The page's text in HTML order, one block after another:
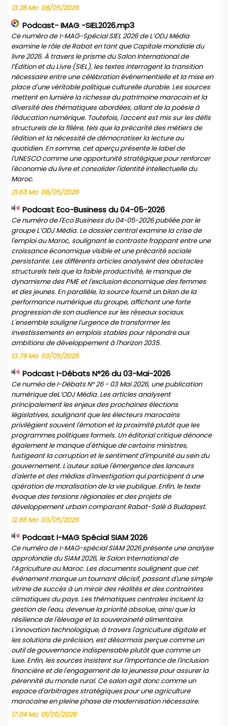
13.28 Mo 08/05/2026
Podcast- IMAG -SIEL2026.mp3
Ce numéro de I-MAG-Spécial SIEL 2026 de L’ODJ Média
examine le rôle de Rabat en tant que Capitale mondiale du
livre 2026. À travers le prisme du Salon International de
l’Édition et du Livre (SIEL), les textes interrogent la transition
nécessaire entre une célébration événementielle et la mise en
place d'une véritable politique culturelle durable. Les sources
mettent en lumière la richesse du patrimoine marocain et la
diversité des thématiques abordées, allant de la poésie à
l'éducation numérique. Toutefois, l'accent est mis sur les défis
structurels de la filière, tels que la précarité des métiers de
l'édition et la nécessité de démocratiser la lecture au
quotidien. En somme, cet aperçu présente le label de
l'UNESCO comme une opportunité stratégique pour renforcer
l'économie du livre et consolider l'identité intellectuelle du
Maroc.
21.63 Mo 08/05/2026
Podcast Eco-Business du 04-05-2026
Ce numéro de l'Eco Business du 04-05-2026 publiée par le
groupe L’ODJ Média. Le dossier central examine la crise de
l'emploi au Maroc, soulignant le contraste frappant entre une
croissance économique visible et une précarité sociale
persistante. Les différents articles analysent des obstacles
structurels tels que la faible productivité, le manque de
dynamisme des PME et l'exclusion économique des femmes
et des jeunes. En parallèle, la source fournit un bilan de la
performance numérique du groupe, affichant une forte
progression de son audience sur les réseaux sociaux.
L'ensemble souligne l'urgence de transformer les
investissements en emplois stables pour répondre aux
ambitions de développement à l'horizon 2035.
13.79 Mo 03/05/2026
Podcast I-Débats N°26 du 03-Mai-2026
Ce numéo de I-Débats N° 26 - 03 Mai 2026, une publication
numérique deL’ODJ Média. Les articles analysent
principalement les enjeux des prochaines élections
législatives, soulignant que les électeurs marocains
privilégient souvent l'émotion et la proximité plutôt que les
programmes politiques formels. Un éditorial critique dénonce
également le manque d'éthique de certains ministres,
fustigeant la corruption et le sentiment d'impunité au sein du
gouvernement. L'auteur salue l'émergence des lanceurs
d'alerte et des médias d'investigation qui participent à une
opération de moralisation de la vie publique. Enfin, le texte
évoque des tensions régionales et des projets de
développement urbain comparant Rabat-Salé à Budapest.
12.66 Mo 03/05/2026
Podcast I-MAG Spécial SIAM 2026
Ce numéro de I-MAG-spécial SIAM 2026 présente une analyse
approfondie du SIAM 2026, le Salon International de
l’Agriculture au Maroc. Les documents soulignent que cet
événement marque un tournant décisif, passant d'une simple
vitrine de succès à un miroir des réalités et des contraintes
climatiques du pays. Les thématiques centrales incluent la
gestion de l'eau, devenue la priorité absolue, ainsi que la
résilience de l'élevage et la souveraineté alimentaire.
L'innovation technologique, à travers l'agriculture digitale et
les solutions de précision, est désormais perçue comme un
outil de gouvernance indispensable plutôt que comme un
luxe. Enfin, les sources insistent sur l'importance de l'inclusion
financière et de l'engagement de la jeunesse pour assurer la
pérennité du monde rural. Ce salon agit donc comme un
espace d'arbitrages stratégiques pour une agriculture
marocaine en pleine phase de modernisation nécessaire.
17.04 Mo 01/05/2026